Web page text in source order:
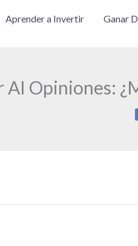
Aprender a Invertir Ganar
Opiniones: